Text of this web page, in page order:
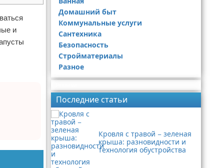
и
Домашний быт
Коммунальные услуги
Сантехника
Безопасность
Стройматериалы
Разное
Последние статьи
Кровля с травой − зеленая
крыша: разновидности и
технология обустройства